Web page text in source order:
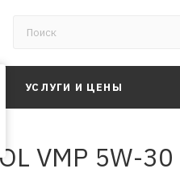
УСЛУГИ И ЦЕНЫ
VMP 5W-